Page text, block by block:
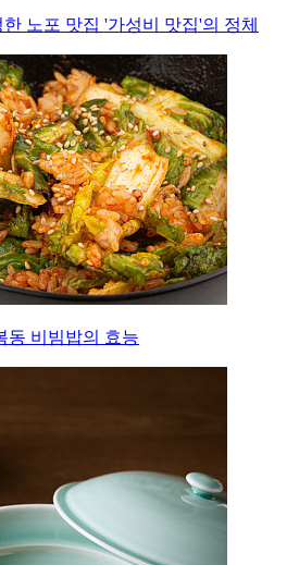
노포 맛집 '가성비 맛집'의 정체
동 비빔밥의 효능